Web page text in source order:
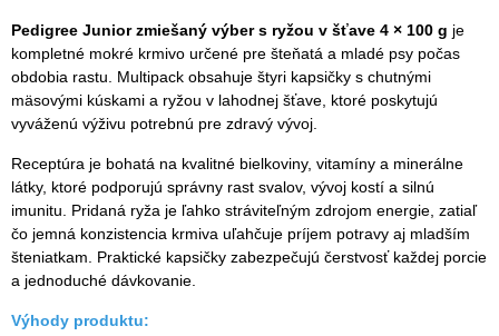
Pedigree Junior zmiešaný výber s ryžou v šťave 4 × 100 g je
kompletné mokré krmivo určené pre šteňatá a mladé psy počas
obdobia rastu. Multipack obsahuje štyri kapsičky s chutnými
mäsovými kúskami a ryžou v lahodnej šťave, ktoré poskytujú
vyváženú výživu potrebnú pre zdravý vývoj.
Receptúra je bohatá na kvalitné bielkoviny, vitamíny a minerálne
látky, ktoré podporujú správny rast svalov, vývoj kostí a silnú
imunitu. Pridaná ryža je ľahko stráviteľným zdrojom energie, zatiaľ
čo jemná konzistencia krmiva uľahčuje príjem potravy aj mladším
šteniatkam. Praktické kapsičky zabezpečujú čerstvosť každej porcie
a jednoduché dávkovanie.
Výhody produktu: